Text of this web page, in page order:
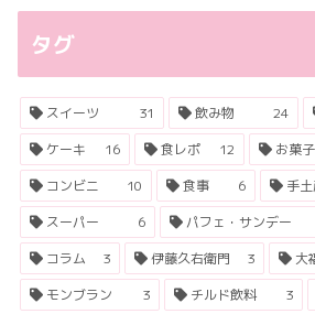
タグ
スイーツ 31 飲み物 24
ケーキ
16 食レポ 12 お菓子
コンビニ
10 食事 6 手土
スーパー
6 パフェ・サンデー
コラム
3 伊藤久右衛門 3 大
モンブラン
3 チルド飲料 3